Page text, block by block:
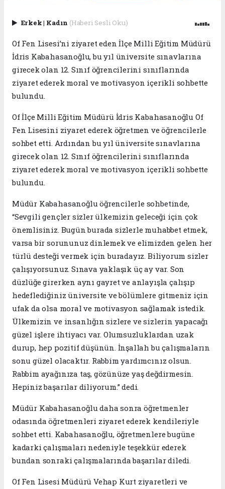
Erkek| Kadın (Haberi Sesli Oku)
Of Fen Lisesi’ni ziyaret eden İlçe Milli Eğitim Müdürü
İdris Kabahasanoğlu, bu yıl üniversite sınavlarına
girecek olan 12. Sınıf öğrencilerini sınıflarında
ziyaret ederek moral ve motivasyon içerikli sohbette
bulundu.
Of İlçe Milli Eğitim Müdürü İdris Kabahasanoğlu Of
Fen Lisesini ziyaret ederek öğretmen ve öğrencilerle
sohbet etti. Ardından bu yıl üniversite sınavlarına
girecek olan 12. Sınıf öğrencilerini sınıflarında
ziyaret ederek moral ve motivasyon içerikli sohbette
bulundu.
Müdür Kabahasanoğlu öğrencilerle sohbetinde,
“Sevgili gençler sizler ülkemizin geleceği için çok
önemlisiniz. Bugün burada sizlerle muhabbet etmek,
varsa bir sorununuz dinlemek ve elimizden gelen her
türlü desteği vermek için buradayız. Biliyorum sizler
çalışıyorsunuz. Sınava yaklaşık üç ay var. Son
düzlüğe girerken aynı gayret ve anlayışla çalışıp
hedeflediğiniz üniversite ve bölümlere gitmeniz için
ufak da olsa moral ve motivasyon sağlamak istedik.
Ülkemizin ve insanlığın sizlere ve sizlerin yapacağı
güzel işlere ihtiyacı var. Olumsuzluklardan uzak
durup, hep pozitif düşünün. İnşallah bu çalışmaların
sonu güzel olacaktır. Rabbim yardımcınız olsun.
Rabbim ayağınıza taş, gözünüze yaş değdirmesin.
Hepiniz başarılar diliyorum.” dedi.
Müdür Kabahasanoğlu daha sonra öğretmenler
odasında öğretmenleri ziyaret ederek kendileriyle
sohbet etti. Kabahasanoğlu, öğretmenlere bugüne
kadarki çalışmaları nedeniyle teşekkür ederek
bundan sonraki çalışmalarında başarılar diledi.
Of Fen Lisesi Müdürü Vehap Kurt ziyaretleri ve